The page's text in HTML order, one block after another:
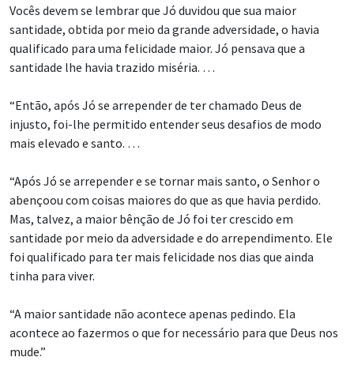
Vocês devem se lembrar que Jó duvidou que sua maior
santidade, obtida por meio da grande adversidade, o havia
qualificado para uma felicidade maior. Jó pensava que a
santidade lhe havia trazido miséria. …
“Então, após Jó se arrepender de ter chamado Deus de
injusto, foi-lhe permitido entender seus desafios de modo
mais elevado e santo. …
“Após Jó se arrepender e se tornar mais santo, o Senhor o
abençoou com coisas maiores do que as que havia perdido.
Mas, talvez, a maior bênção de Jó foi ter crescido em
santidade por meio da adversidade e do arrependimento. Ele
foi qualificado para ter mais felicidade nos dias que ainda
tinha para viver.
“A maior santidade não acontece apenas pedindo. Ela
acontece ao fazermos o que for necessário para que Deus nos
mude.”